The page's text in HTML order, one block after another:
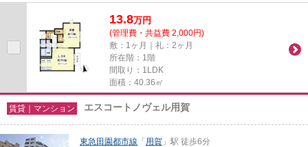
10分の物件です。ハウスコレク...
13.8万円
(管理費・共益費 2,000円)
敷：1ヶ月｜礼：2ヶ月
所在階：1階
間取り：1LDK
面積：40.36㎡
賃貸｜マンション エスコートノヴェル用賀
東急田園都市線 「用賀 」駅 徒歩6分